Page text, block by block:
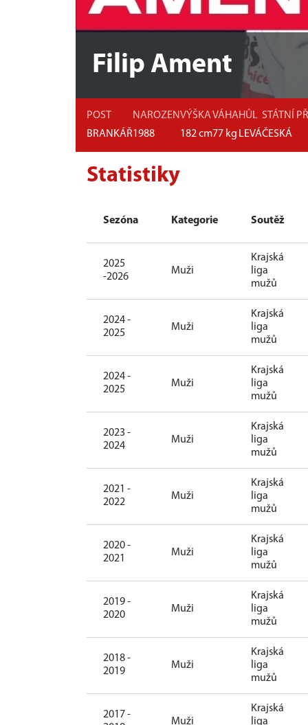
Filip Ament
POST
BRANKÁŘ
NAROZEN
1988
VÝŠKA
182cm
VÁHA
77 kg
HŮL
LEVÁ
STÁTNÍ
ČESKÁ
Statistiky
Sezóna Kategorie Soutěž
2025
-2026
Muži
Krajská
liga
mužů
2024 -
2025
Muži
Krajská
liga
mužů
2024 -
2025
Muži
Krajská
liga
mužů
2023 -
2024
Muži
Krajská
liga
mužů
2021 -
2022
Muži
Krajská
liga
mužů
2020 -
2021
Muži
Krajská
liga
mužů
2019 -
2020
Muži
Krajská
liga
mužů
2018 -
2019
Muži
Krajská
liga
mužů
2017 -
Muži
Krajská
liga